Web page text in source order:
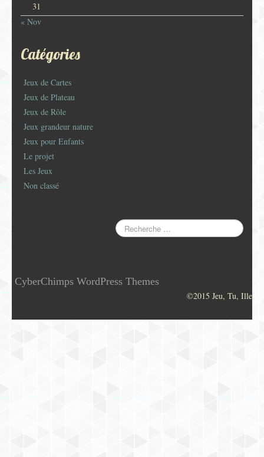
31
« Nov
Catégories
Jeux de Cartes
Jeux de Plateau
Jeux de Rôle
Jeux grandeur nature
Jeux pour Enfants
Le projet
Les Jeux
Non classé
CyberChimps WordPress Themes
©2015 Jeu, Tu, Ille